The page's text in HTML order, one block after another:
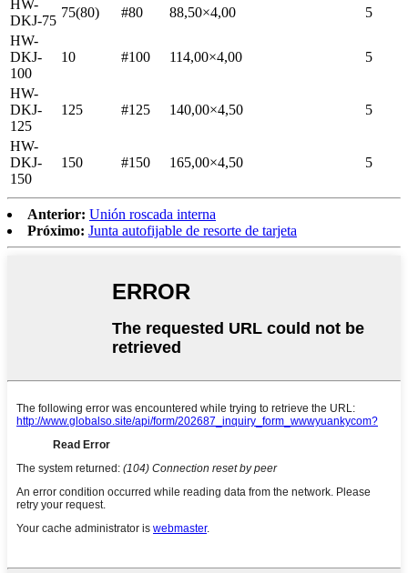
HW-
DKJ-75
75(80) #80 88,50×4,00
5
HW-
DKJ-
100
10 #100 114,00×4,00 5
HW-
DKJ-
125
125 #125 140,00×4,50 5
HW-
DKJ-
150
150 #150 165,00×4,50 5
Anterior: Unión roscada interna
Próximo: Junta autofijable de resorte de tarjeta